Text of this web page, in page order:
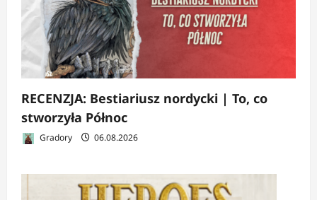
RECENZJA: Bestiariusz nordycki | To, co
stworzyła Północ
Gradory 06.08.2026